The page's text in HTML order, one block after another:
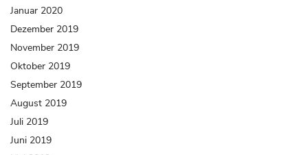
Januar 2020
Dezember 2019
November 2019
Oktober 2019
September 2019
August 2019
Juli 2019
Juni 2019